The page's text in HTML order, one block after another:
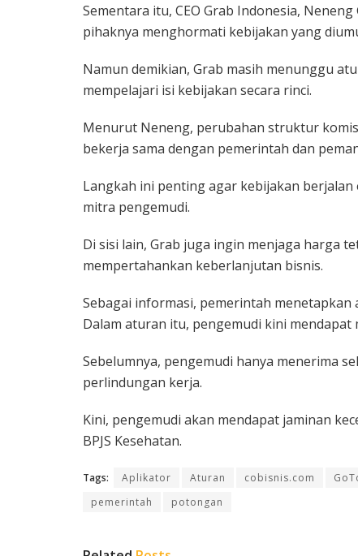
Sementara itu, CEO Grab Indonesia,
pihaknya menghormati kebijakan yang
Namun demikian, Grab masih menunggu
mempelajari isi kebijakan secara rinci.
Menurut Neneng, perubahan struktur
bekerja sama dengan pemerintah dan
Langkah ini penting agar kebijakan
mitra pengemudi.
Di sisi lain, Grab juga ingin menjaga harga
mempertahankan keberlanjutan bisnis.
Sebagai informasi, pemerintah
Dalam aturan itu, pengemudi kini mendapat
Sebelumnya, pengemudi hanya menerima
perlindungan kerja.
Kini, pengemudi akan mendapat jaminan
BPJS Kesehatan.
Tags: Aplikator Aturan cobisnis.com
pemerintah
potongan